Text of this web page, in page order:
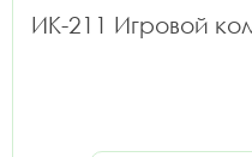
ИК-211 Игровой